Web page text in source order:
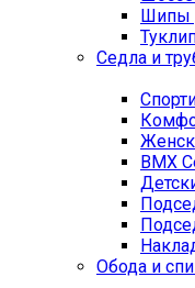
Шипы
Седла и
BMX
Обода и